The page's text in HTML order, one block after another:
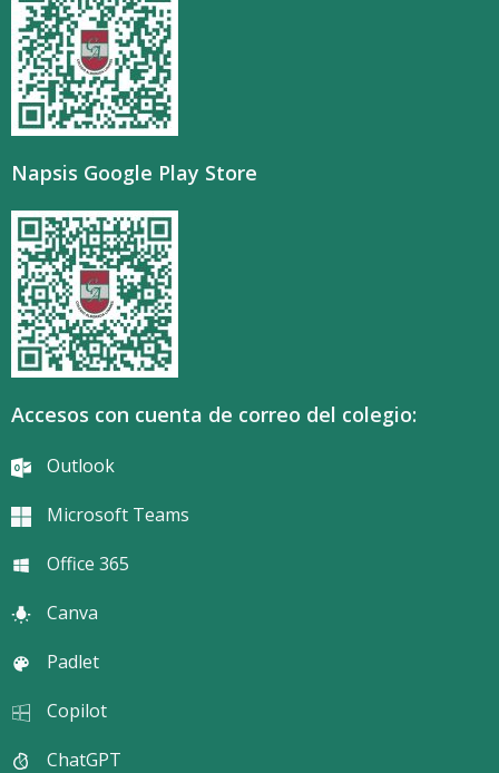
Napsis Google Play Store
Accesos con cuenta de correo del colegio:
Outlook
Microsoft Teams
Office 365
Canva
Padlet
Copilot
ChatGPT